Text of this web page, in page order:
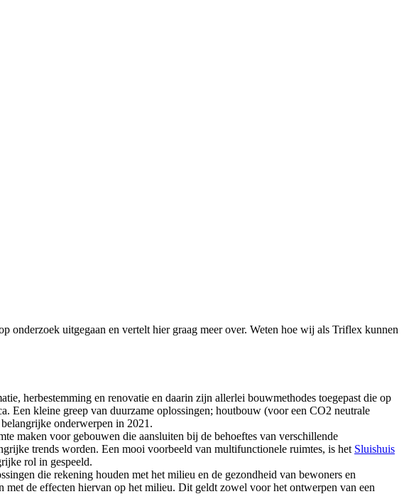
uitgegaan en vertelt hier graag meer over. Weten hoe wij als Triflex kunnen
herbestemming en renovatie en daarin zijn allerlei bouwmethodes toegepast die op
Een kleine greep van duurzame oplossingen; houtbouw (voor een CO2 neutrale
onderwerpen in 2021.
maken voor gebouwen die aansluiten bij de behoeftes van verschillende
trends worden. Een mooi voorbeeld van multifunctionele ruimtes, is het Sluishuis
rol in gespeeld.
die rekening houden met het milieu en de gezondheid van bewoners en
de effecten hiervan op het milieu. Dit geldt zowel voor het ontwerpen van een